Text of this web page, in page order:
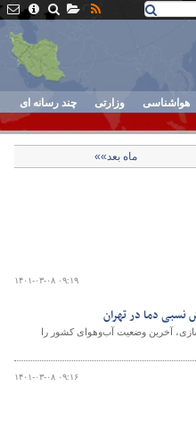
هواشناسی وزارتی چند رسانه ای
ماه بعد»»
۱۴۰۱-۰۳-۰۸ ۰۹:۱۹
دما در تهران
آخرین وضعیت آب‌و‌هوای کشور را
۱۴۰۱-۰۳-۰۸ ۰۹:۱۶